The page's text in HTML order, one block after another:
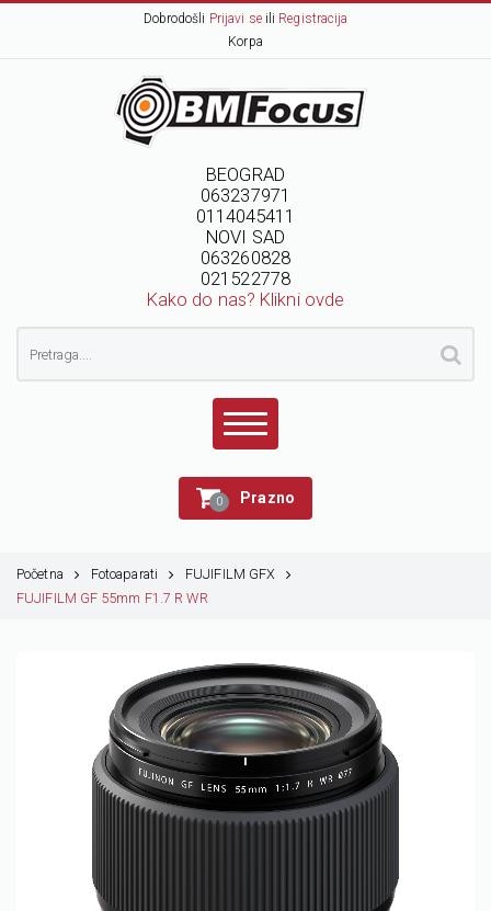
Dobrodošli Prijavi seili Registracija
Korpa
BEOGRAD
063237971
0114045411
NOVI SAD
063260828
021522778
Kako do nas? Klikni ovde
0 Prazno
Početna Fotoaparati
FUJIFILM GFX
FUJIFILM GF 55mm F1.7 R WR